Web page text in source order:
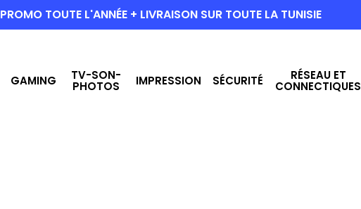
PROMO TOUTE L'ANNÉE + LIVRAISON SUR TOUTE LA TUNISIE
GAMING TV-SON-
PHOTOS IMPRESSION SÉCURITÉ RÉSEAU ET
CONNECTIQUES